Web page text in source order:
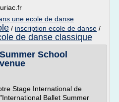
une ecole de danse
/ inscription ecole de danse /
de danse classique
School
Stage International de
Ballet Summer